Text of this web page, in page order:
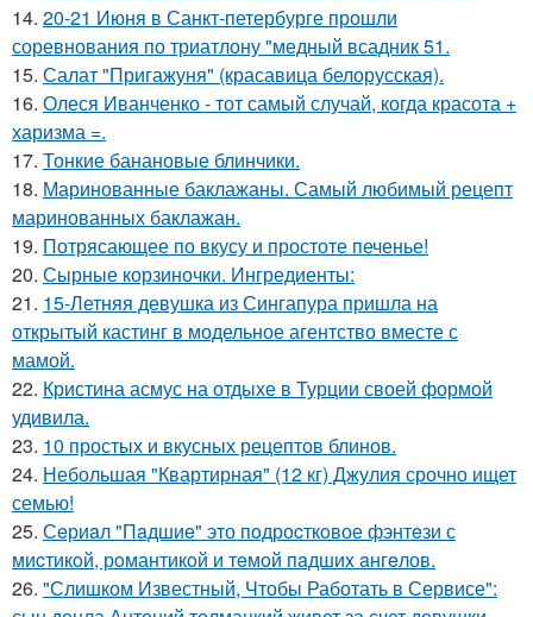
14. 20-21 Июня в Санкт-петербурге прошли
соревнования по триатлону "медный всадник 51.
15. Салат "Пригажуня" (красавица белорусская).
16. Олеся Иванченко - тот самый случай, когда красота +
харизма =.
17. Тонкие банановые блинчики.
18. Маринованные баклажаны. Самый любимый рецепт
маринованных баклажан.
19. Потрясающее по вкусу и простоте печенье!
20. Сырные корзиночки. Ингредиенты:
21. 15-Летняя девушка из Сингапура пришла на
открытый кастинг в модельное агентство вместе с
мамой.
22. Кристина асмус на отдыхе в Турции своей формой
удивила.
23. 10 простых и вкусных рецептов блинов.
24. Небольшая "Квартирная" (12 кг) Джулия срочно ищет
семью!
25. Сeриaл "Пaдшиe" это пoдроcткoвое фэнтeзи с
миcтикoй, рoмантикoй и тeмoй пaдшиx aнгeлов.
26. "Слишком Известный, Чтобы Работать в Сервисе":